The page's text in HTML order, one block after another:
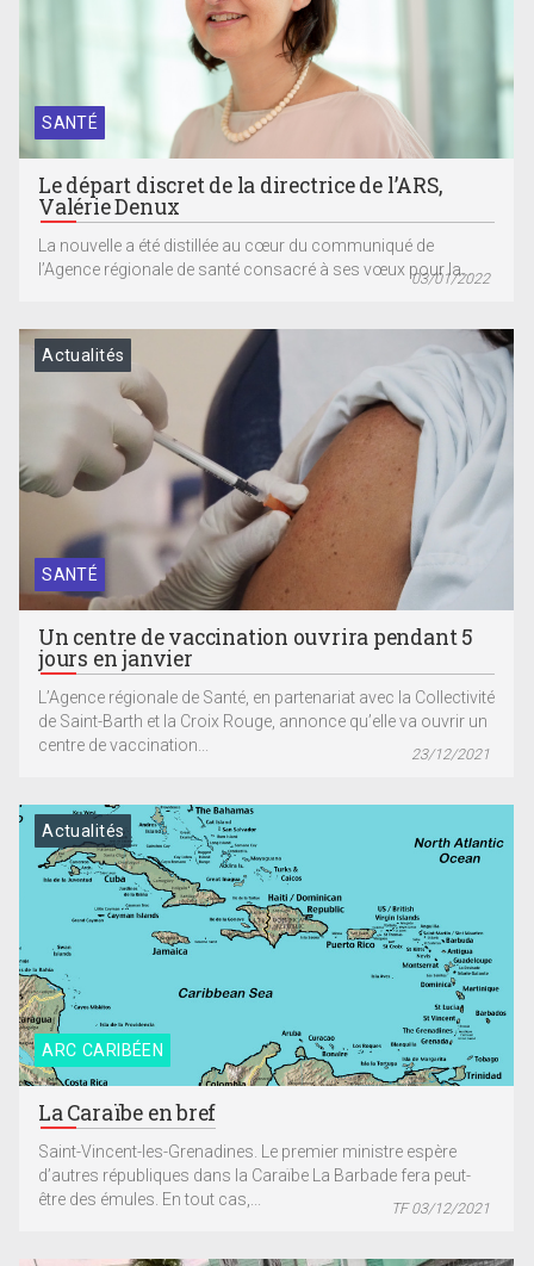
SANTÉ
Le départ discret de la directrice de l’ARS,
Valérie Denux
La nouvelle a été distillée au cœur du communiqué de
l’Agence régionale de santé consacré à ses vœux pour la...
03/01/2022
SANTÉ
Actualités
Un centre de vaccination ouvrira pendant 5
jours en janvier
L’Agence régionale de Santé, en partenariat avec la Collectivité
de Saint-Barth et la Croix Rouge, annonce qu’elle va ouvrir un
centre de vaccination...
23/12/2021
ARC CARIBÉEN
Actualités
La Caraïbe en bref
Saint-Vincent-les-Grenadines. Le premier ministre espère
d’autres républiques dans la Caraïbe La Barbade fera peut-
être des émules. En tout cas,...
TF 03/12/2021